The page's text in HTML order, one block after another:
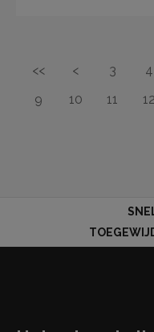
<< < 3 4
9
10 11 12